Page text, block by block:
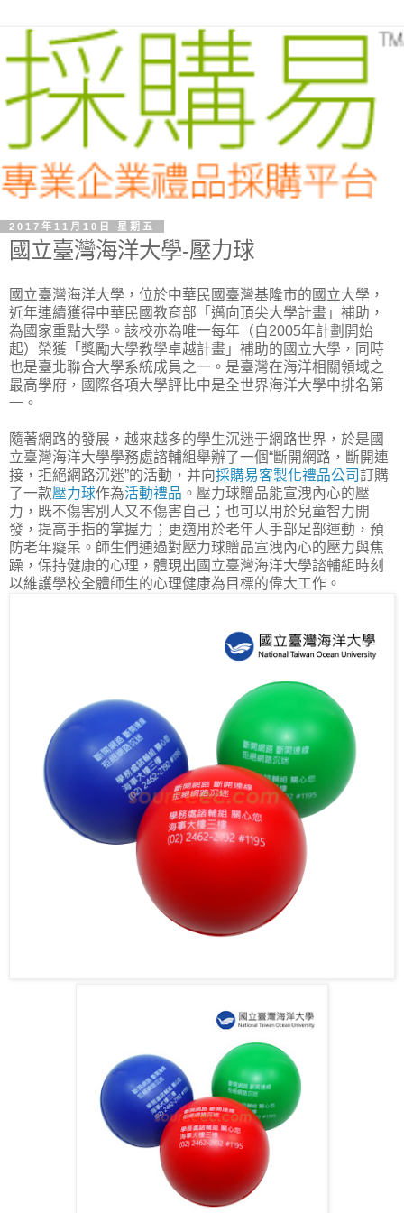
2017年11月10日 星期五
國立臺灣海洋大學-壓力球
國立臺灣海洋大學，位於中華民國臺灣基隆市的國立大學，
近年連續獲得中華民國教育部「邁向頂尖大學計畫」補助，
為國家重點大學。該校亦為唯一每年（自2005年計劃開始
起）榮獲「獎勵大學教學卓越計畫」補助的國立大學，同時
也是臺北聯合大學系統成員之一。是臺灣在海洋相關領域之
最高學府，國際各項大學評比中是全世界海洋大學中排名第
一。
隨著網路的發展，越來越多的學生沉迷于網路世界，於是國
立臺灣海洋大學學務處諮輔組舉辦了一個“斷開網路，斷開連
接，拒絕網路沉迷”的活動，并向採購易客製化禮品公司訂購
了一款壓力球作為活動禮品 。壓力球贈品能宣洩內心的壓
力，既不傷害別人又不傷害自己；也可以用於兒童智力開
發，提高手指的掌握力；更適用於老年人手部足部運動，預
防老年癡呆。師生們通過對壓力球贈品宣洩內心的壓力與焦
躁，保持健康的心理，體現出國立臺灣海洋大學諮輔組時刻
以維護學校全體師生的心理健康為目標的偉大工作。